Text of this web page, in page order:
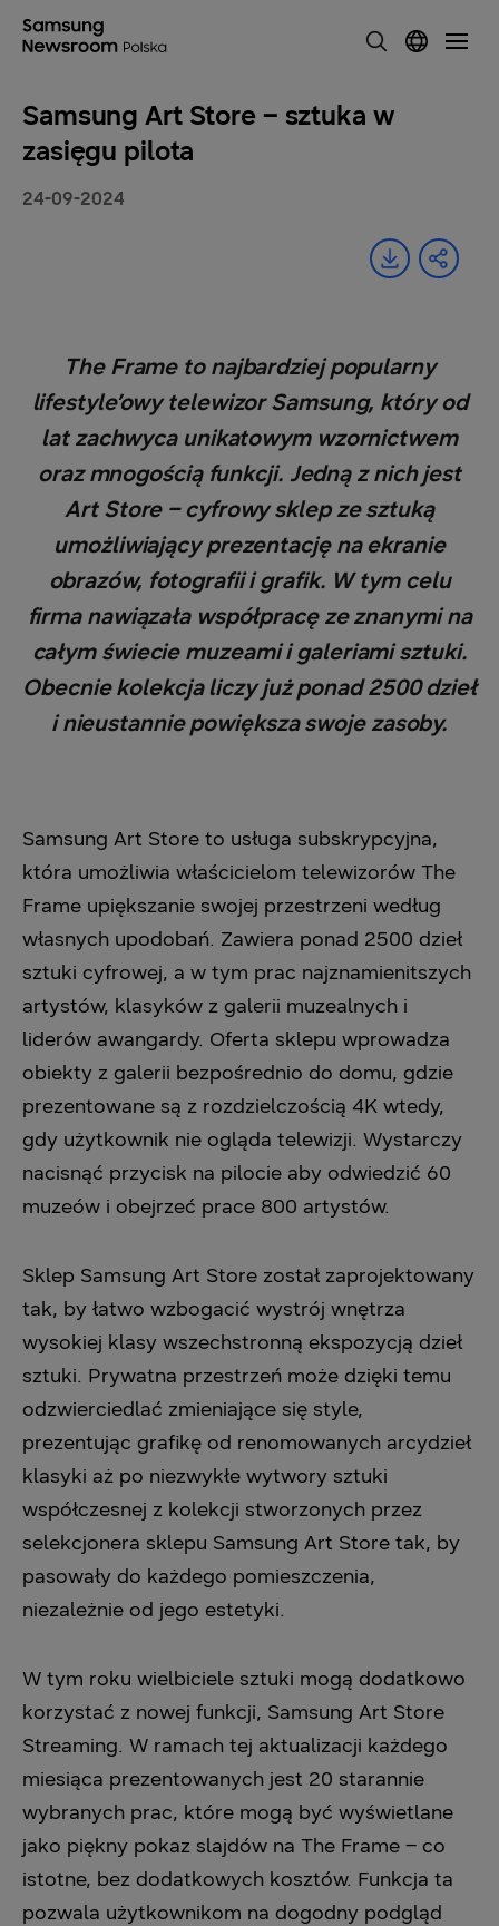
Samsung Art Store – sztuka w
zasięgu pilota
24-09-2024
The Frame to najbardziej popularny
lifestyle’owy telewizor Samsung, który od
lat zachwyca unikatowym wzornictwem
oraz mnogością funkcji. Jedną z nich jest
Art Store – cyfrowy sklep ze sztuką
umożliwiający prezentację na ekranie
obrazów, fotografii i grafik. W tym celu
firma nawiązała współpracę ze znanymi na
całym świecie muzeami i galeriami sztuki.
Obecnie kolekcja liczy już ponad 2500 dzieł
i nieustannie powiększa swoje zasoby.
Samsung Art Store to usługa subskrypcyjna,
która umożliwia właścicielom telewizorów The
Frame upiększanie swojej przestrzeni według
własnych upodobań. Zawiera ponad 2500 dzieł
sztuki cyfrowej, a w tym prac najznamienitszych
artystów, klasyków z galerii muzealnych i
liderów awangardy. Oferta sklepu wprowadza
obiekty z galerii bezpośrednio do domu, gdzie
prezentowane są z rozdzielczością 4K wtedy,
gdy użytkownik nie ogląda telewizji. Wystarczy
nacisnąć przycisk na pilocie aby odwiedzić 60
muzeów i obejrzeć prace 800 artystów.
Sklep Samsung Art Store został zaprojektowany
tak, by łatwo wzbogacić wystrój wnętrza
wysokiej klasy wszechstronną ekspozycją dzieł
sztuki. Prywatna przestrzeń może dzięki temu
odzwierciedlać zmieniające się style,
prezentując grafikę od renomowanych arcydzieł
klasyki aż po niezwykłe wytwory sztuki
współczesnej z kolekcji stworzonych przez
selekcjonera sklepu Samsung Art Store tak, by
pasowały do każdego pomieszczenia,
niezależnie od jego estetyki.
W tym roku wielbiciele sztuki mogą dodatkowo
korzystać z nowej funkcji, Samsung Art Store
Streaming. W ramach tej aktualizacji każdego
miesiąca prezentowanych jest 20 starannie
wybranych prac, które mogą być wyświetlane
jako piękny pokaz slajdów na The Frame – co
istotne, bez dodatkowych kosztów. Funkcja ta
pozwala użytkownikom na dogodny podgląd